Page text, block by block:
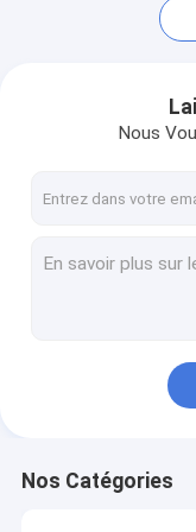
Nous
Nos Catégories